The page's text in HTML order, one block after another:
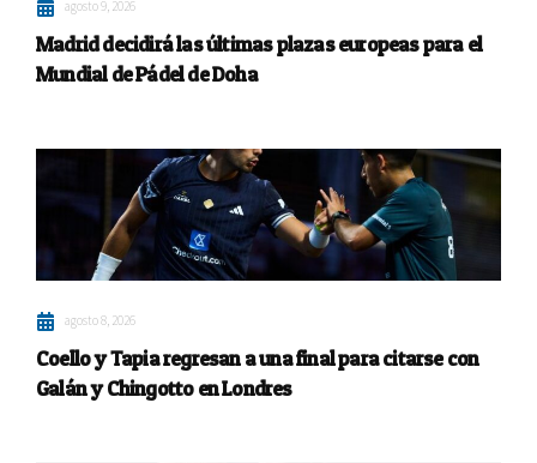
agosto 9, 2026
Madrid decidirá las últimas plazas europeas para el
Mundial de Pádel de Doha
agosto 8, 2026
Coello y Tapia regresan a una final para citarse con
Galán y Chingotto en Londres